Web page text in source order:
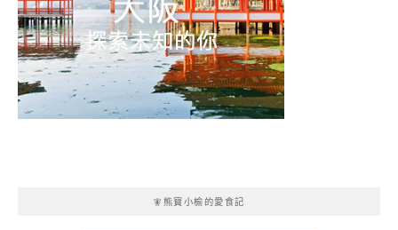
🧚熊寶小榆的愛食記